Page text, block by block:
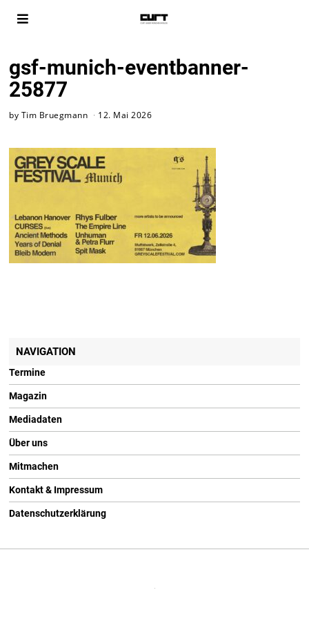
gsf-munich-eventbanner-
25877
by Tim Bruegmann 12. Mai 2026
NAVIGATION
Termine
Magazin
Mediadaten
Über uns
Mitmachen
Kontakt & Impressum
Datenschutzerklärung